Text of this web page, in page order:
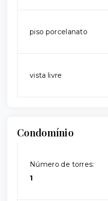
piso porcelanato
vista livre
Condomínio
Número de torres:
1